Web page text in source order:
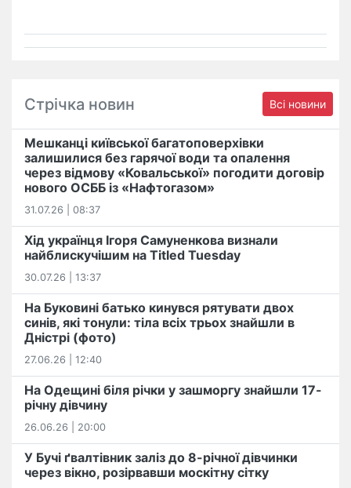
Стрічка новин Всі новини
Мешканці київської багатоповерхівки
залишилися без гарячої води та опалення
через відмову «Ковальської» погодити договір
нового ОСББ із «Нафтогазом»
31.07.26 | 08:37
Хід українця Ігоря Самуненкова визнали
найблискучішим на Titled Tuesday
30.07.26 | 13:37
На Буковині батько кинувся рятувати двох
синів, які тонули: тіла всіх трьох знайшли в
Дністрі (фото)
27.06.26 | 12:40
На Одещині біля річки у зашморгу знайшли 17-
річну дівчину
26.06.26 | 20:00
У Бучі ґвалтівник заліз до 8-річної дівчинки
через вікно, розірвавши москітну сітку